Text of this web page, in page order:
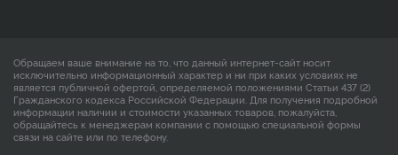
Обращаем ваше внимание на то, что данный интернет-сайт носит
исключительно информационный характер и ни при каких условиях не
является публичной офертой, определяемой положениями Статьи 437 (2)
Гражданского кодекса Российской Федерации. Для получения подробной
информации наличии и стоимости указанных товаров, пожалуйста,
обращайтесь к менеджерам компании с помощью специальной формы
связи на сайте или по телефону.